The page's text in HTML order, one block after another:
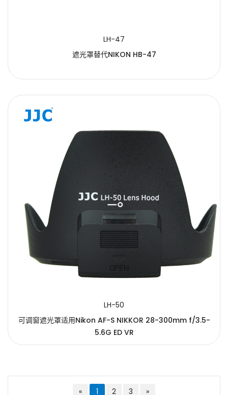
LH-47
遮光罩替代NIKON HB-47
LH-50
可调窗遮光罩适用Nikon AF-S NIKKOR 28-300mm f/3.5-
5.6G ED VR
« 1 2 3 »